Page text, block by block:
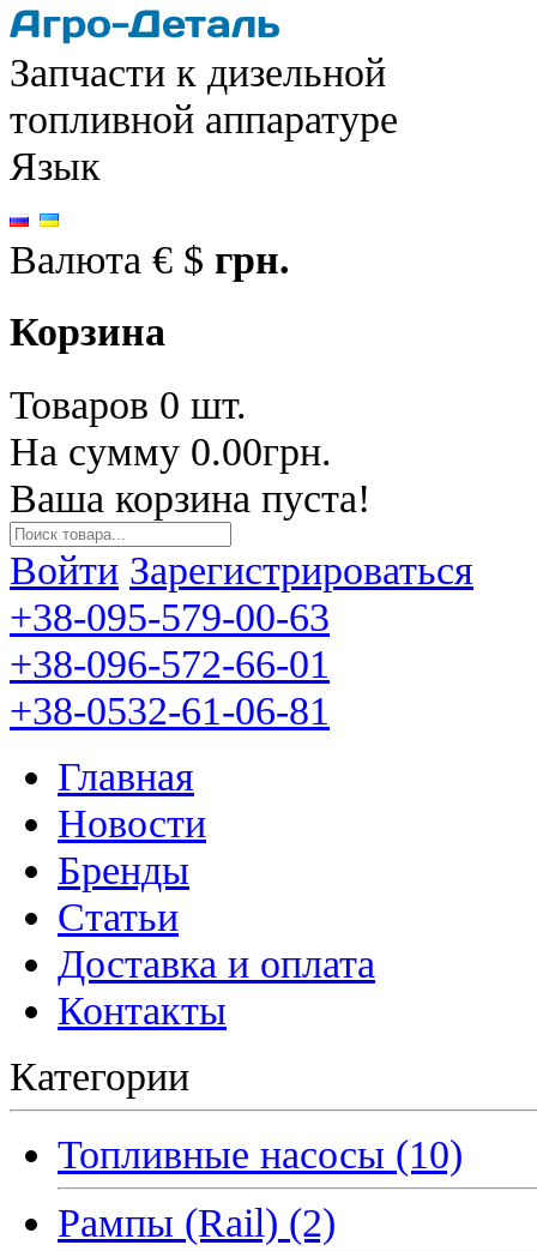
Запчасти к дизельной
топливной аппаратуре
Язык
Валюта € $ грн.
Корзина
Товаров 0 шт.
На сумму 0.00грн.
Ваша корзина пуста!
Войти Зарегистрироваться
+38-095-579-00-63
+38-096-572-66-01
+38-0532-61-06-81
Главная
Новости
Бренды
Статьи
Доставка и оплата
Контакты
Категории
Топливные насосы (10)
Рампы (Rail) (2)